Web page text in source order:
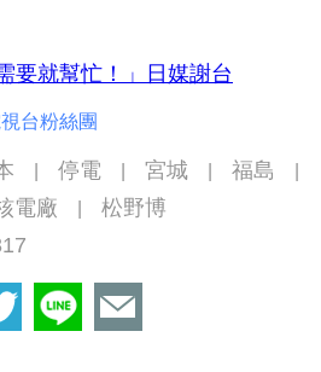
要就幫忙！」日媒謝台
台粉絲團
停電 宮城 福島
電廠
松野博